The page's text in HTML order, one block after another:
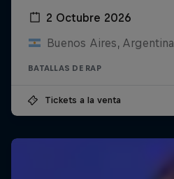
2 Octubre 2026
Buenos Aires, Argentina
BATALLAS DE RAP
Tickets a la venta